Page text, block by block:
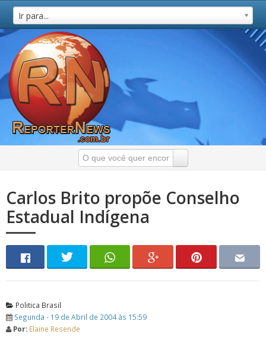
Ir para...
Carlos Brito propõe Conselho
Estadual Indígena
Politica Brasil
Segunda - 19 de Abril de 2004 às 15:59
Por: Elaine Resende